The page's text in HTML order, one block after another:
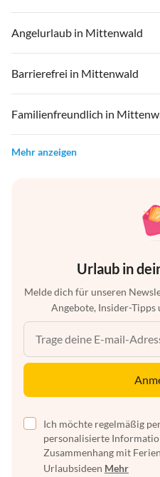
Angelurlaub in Mittenwald
Barrierefrei in Mittenwald
Familienfreundlich in
Mehr anzeigen
Urlaub in
Melde dich für unseren
Angebote, Insider-Tipps
Ich möchte regelmäßig
personalisierte
Zusammenhang mit
Urlaubsideen Mehr